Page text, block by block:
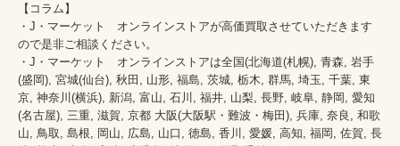
【コラム】
・J・マーケット　オンラインストアが高価買取させていただきます
ので是非ご相談ください。
・J・マーケット　オンラインストアは全国(北海道(札幌), 青森, 岩手
(盛岡), 宮城(仙台), 秋田, 山形, 福島, 茨城, 栃木, 群馬, 埼玉, 千葉, 東
京, 神奈川(横浜), 新潟, 富山, 石川, 福井, 山梨, 長野, 岐阜, 静岡, 愛知
(名古屋), 三重, 滋賀, 京都 大阪(大阪駅・難波・梅田), 兵庫, 奈良, 和歌
山, 鳥取, 島根, 岡山, 広島, 山口, 徳島, 香川, 愛媛, 高知, 福岡, 佐賀, 長